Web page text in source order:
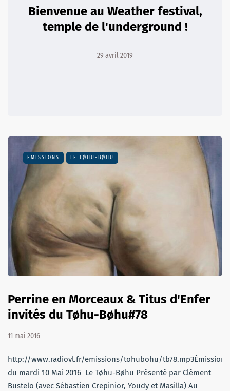
Bienvenue au Weather festival,
temple de l'underground !
29 avril 2019
EMISSIONS LE TØHU-BØHU
Perrine en Morceaux & Titus d'Enfer
invités du Tøhu-Bøhu#78
11 mai 2016
http://www.radiovl.fr/emissions/tohubohu/tb78.mp3Émission
du mardi 10 Mai 2016 Le Tøhu-Bøhu Présenté par Clément
Bustelo (avec Sébastien Crepinior, Youdy et Masilla) Au